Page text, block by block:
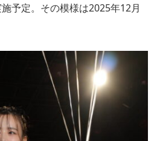
予定。その模様は2025年12月